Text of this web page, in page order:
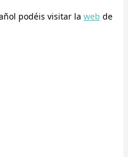
podéis visitar la web de